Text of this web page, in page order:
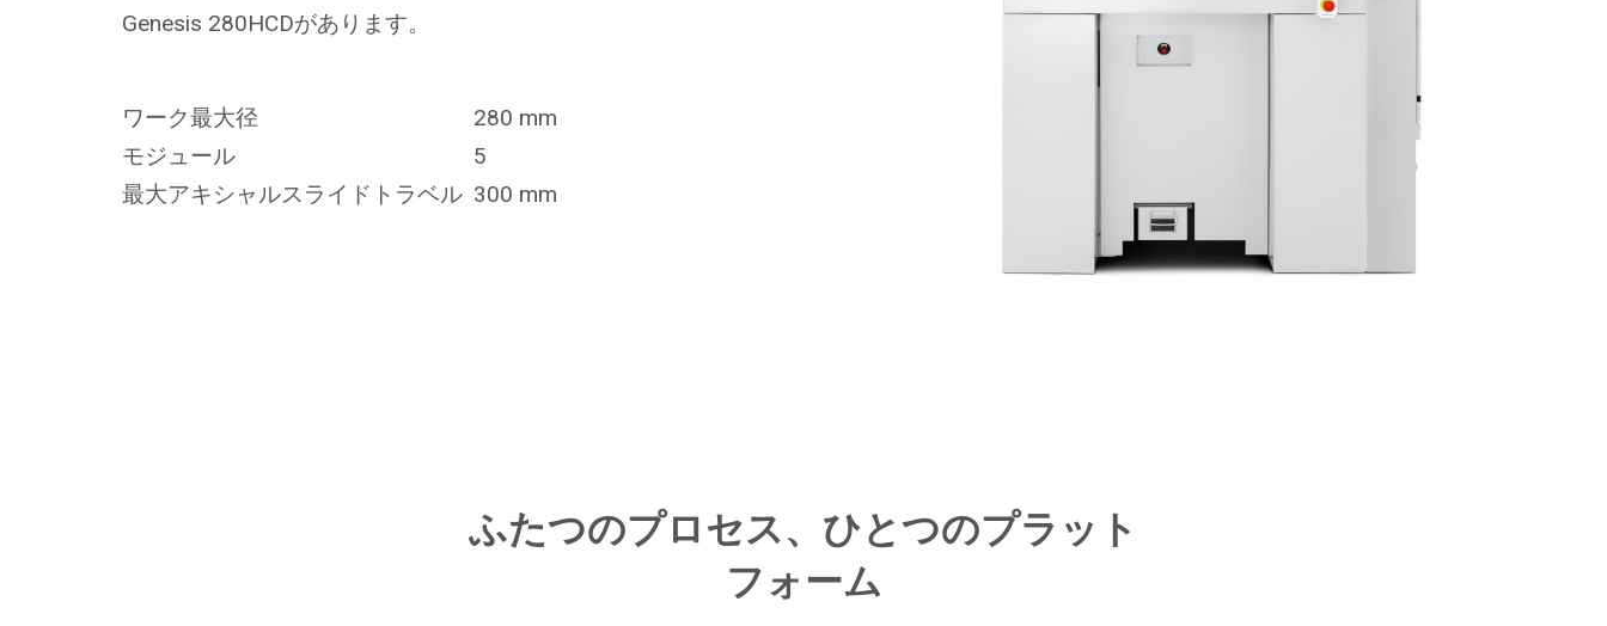
Genesis 280HCDがあります。
ワーク最大径
280 mm
モジュール
5
最大アキシャルスライドトラベル 300 mm
ふたつのプロセス、ひとつのプラット
フォーム